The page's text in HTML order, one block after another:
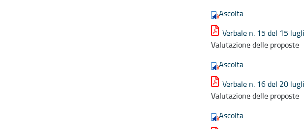
Ascolta
Verbale n. 15 del 15
Valutazione delle proposte
Ascolta
Verbale n. 16 del 20
Valutazione delle proposte
Ascolta